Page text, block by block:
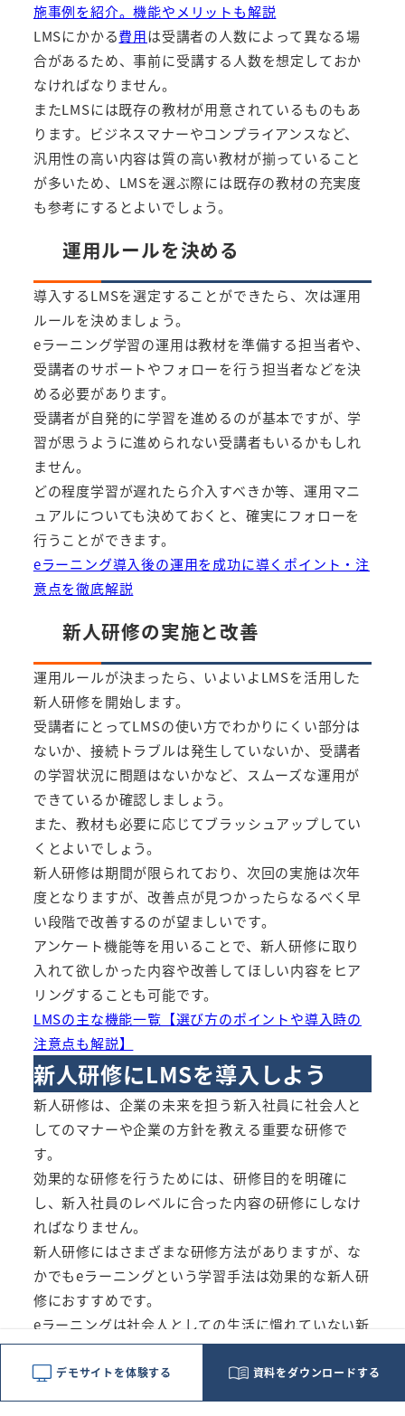
施事例を紹介。機能やメリットも解説
LMSにかかる費用は受講者の人数によって異なる場
合があるため、事前に受講する人数を想定しておか
なければなりません。
またLMSには既存の教材が用意されているものもあ
ります。ビジネスマナーやコンプライアンスなど、
汎用性の高い内容は質の高い教材が揃っていること
が多いため、LMSを選ぶ際には既存の教材の充実度
も参考にするとよいでしょう。
運用ルールを決める
導入するLMSを選定することができたら、次は運用
ルールを決めましょう。
eラーニング学習の運用は教材を準備する担当者や、
受講者のサポートやフォローを行う担当者などを決
める必要があります。
受講者が自発的に学習を進めるのが基本ですが、学
習が思うように進められない受講者もいるかもしれ
ません。
どの程度学習が遅れたら介入すべきか等、運用マニ
ュアルについても決めておくと、確実にフォローを
行うことができます。
eラーニング導入後の運用を成功に導くポイント・注
意点を徹底解説
新人研修の実施と改善
運用ルールが決まったら、いよいよLMSを活用した
新人研修を開始します。
受講者にとってLMSの使い方でわかりにくい部分は
ないか、接続トラブルは発生していないか、受講者
の学習状況に問題はないかなど、スムーズな運用が
できているか確認しましょう。
また、教材も必要に応じてブラッシュアップしてい
くとよいでしょう。
新人研修は期間が限られており、次回の実施は次年
度となりますが、改善点が見つかったらなるべく早
い段階で改善するのが望ましいです。
アンケート機能等を用いることで、新人研修に取り
入れて欲しかった内容や改善してほしい内容をヒア
リングすることも可能です。
LMSの主な機能一覧【選び方のポイントや導入時の
注意点も解説】
新人研修にLMSを導入しよう
新人研修は、企業の未来を担う新入社員に社会人と
してのマナーや企業の方針を教える重要な研修で
す。
効果的な研修を行うためには、研修目的を明確に
し、新入社員のレベルに合った内容の研修にしなけ
ればなりません。
新人研修にはさまざまな研修方法がありますが、な
かでもeラーニングという学習手法は効果的な新人研
修におすすめです。
eラーニングは社会人としての生活に慣れていない新
入社員でもじっくりと自分のペースで学習を進める
ことができ、自己学習を習慣化させるきっかけにも
なる学習方法です。
デモサイトを体験する 資料をダウンロードする